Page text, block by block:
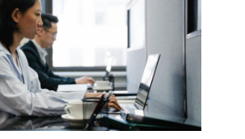
ДЛЯ
СОЗДАНИЯ